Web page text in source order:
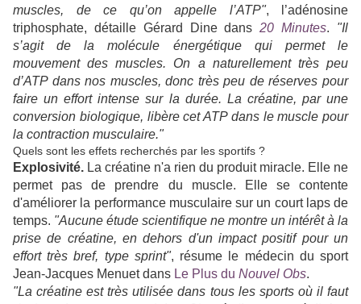
muscles, de ce qu’on appelle l’ATP", l’adénosine
triphosphate, détaille Gérard Dine dans20 Minutes. "Il
s’agit de la molécule énergétique qui permet le
mouvement des muscles. On a naturellement très peu
d’ATP dans nos muscles, donc très peu de réserves pour
faire un effort intense sur la durée. La créatine, par une
conversion biologique, libère cet ATP dans le muscle pour
la contraction musculaire."
Quels sont les effets recherchés par les sportifs ?
Explosivité. La créatine n'a rien du produit miracle. Elle ne
permet pas de prendre du muscle. Elle se contente
d'améliorer la performance musculaire sur un court laps de
temps. "Aucune étude scientifique ne montre un intérêt à la
prise de créatine, en dehors d'un impact positif pour un
effort très bref, type sprint", résume le médecin du sport
Jean-Jacques Menuet dans Le Plus du Nouvel Obs.
"La créatine est très utilisée dans tous les sports où il faut